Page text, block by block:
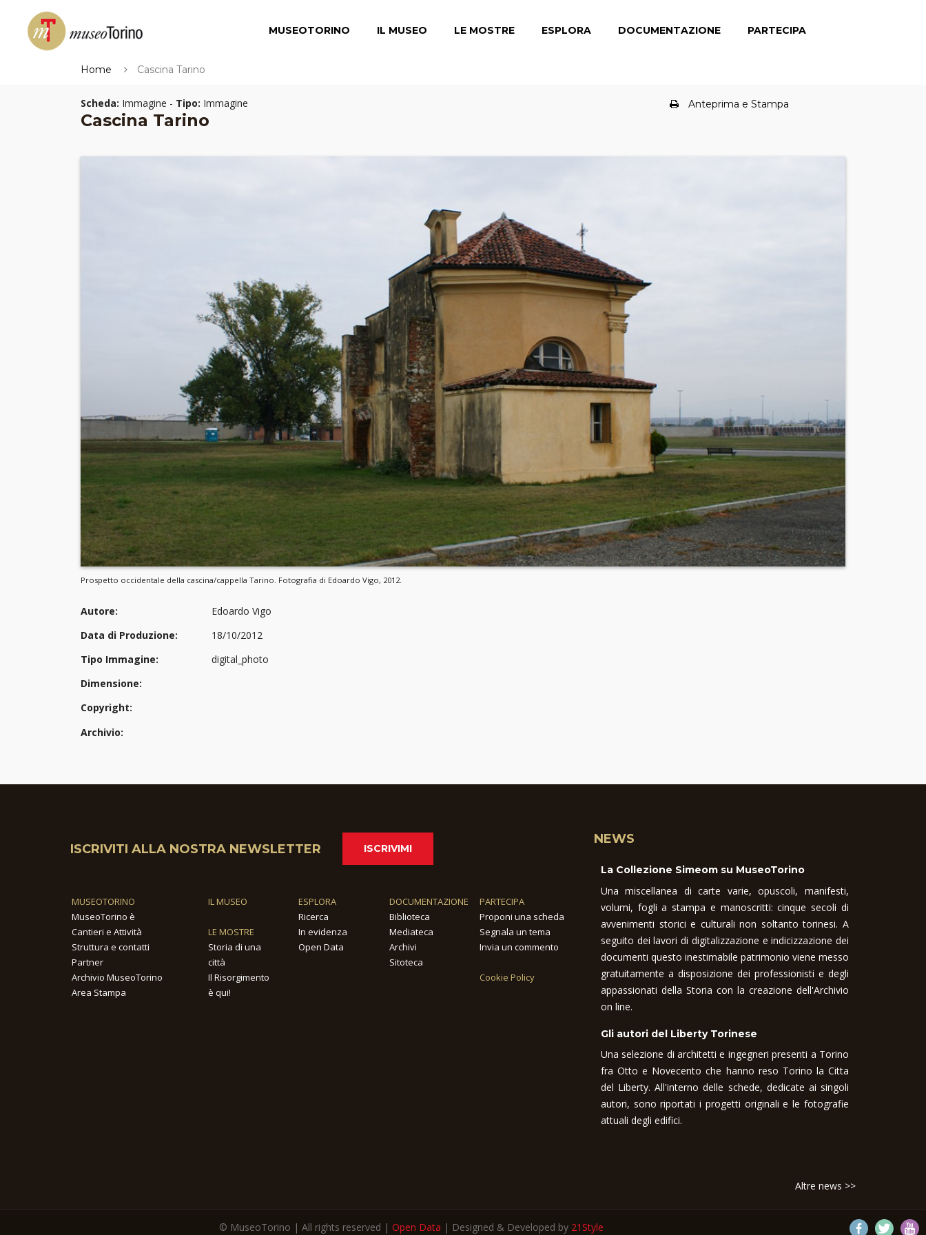
MUSEOTORINO IL MUSEO LE MOSTRE ESPLORA DOCUMENTAZIONE PARTECIPA
Home Cascina Tarino
Scheda: Immagine - Tipo: Immagine
Cascina Tarino
Anteprima e Stampa
Prospetto occidentale della cascina/cappella Tarino. Fotografia di Edoardo Vigo, 2012.
Autore:
Edoardo Vigo
Data di Produzione:
18/10/2012
Tipo Immagine:
digital_photo
Dimensione:
Copyright:
Archivio:
ISCRIVITI ALLA NOSTRA NEWSLETTER ISCRIVIMI
MUSEOTORINO
MuseoTorino è
Cantieri e Attività
Struttura e contatti
Partner
Archivio MuseoTorino
Area Stampa
IL MUSEO
LE MOSTRE
Storia di una
città
Il Risorgimento
è qui!
ESPLORA
Ricerca
In evidenza
Open Data
DOCUMENTAZIONE
Biblioteca
Mediateca
Archivi
Sitoteca
PARTECIPA
Proponi una scheda
Segnala un tema
Invia un commento
Cookie Policy
NEWS
La Collezione Simeom su MuseoTorino
Una miscellanea di carte varie, opuscoli, manifesti,
volumi, fogli a stampa e manoscritti: cinque secoli di
avvenimenti storici e culturali non soltanto torinesi. A
seguito dei lavori di digitalizzazione e indicizzazione dei
documenti questo inestimabile patrimonio viene messo
gratuitamente a disposizione dei professionisti e degli
appassionati della Storia con la creazione dell'Archivio
on line.
Gli autori del Liberty Torinese
Una selezione di architetti e ingegneri presenti a Torino
fra Otto e Novecento che hanno reso Torino la Citta
del Liberty. All'interno delle schede, dedicate ai singoli
autori, sono riportati i progetti originali e le fotografie
attuali degli edifici.
Altre news >>
© MuseoTorino | All rights reserved | Open Data | Designed & Developed by 21Style